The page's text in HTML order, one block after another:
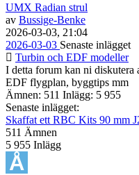
UMX Radian strul
av Bussige-Benke
2026-03-03, 21:04
2026-03-03 Senaste inlägget
Turbin och EDF modeller
I detta forum kan ni
EDF flygplan, byggtips mm
Ämnen: 511 Inlägg: 5 955
Senaste inlägget:
Skaffat ett RBC Kits 90 mm
511 Ämnen
5 955 Inlägg